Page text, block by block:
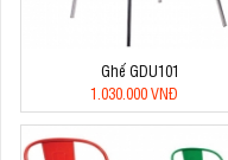
Ghế GDU101
1.030.000 VNĐ